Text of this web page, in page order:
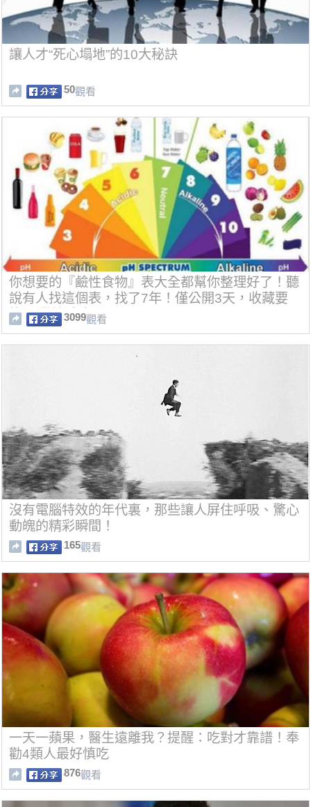
讓人才“死心塌地”的10大秘訣
50觀看
你想要的『鹼性食物』表大全都幫你整理好了！聽
說有人找這個表，找了7年！僅公開3天，收藏要
快！(歡迎分享)
3099觀看
沒有電腦特效的年代裏，那些讓人屏住呼吸、驚心
動魄的精彩瞬間！
165觀看
一天一蘋果，醫生遠離我？提醒：吃對才靠譜！奉
勸4類人最好慎吃
876觀看